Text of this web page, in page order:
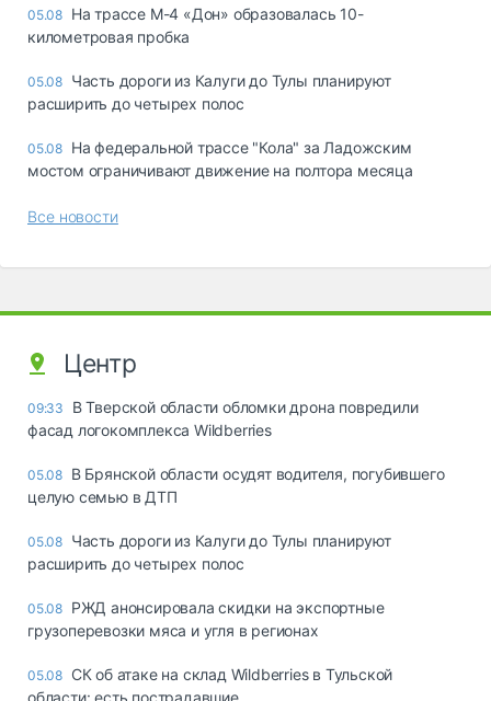
05.08 На трассе М-4 «Дон» образовалась 10-
километровая пробка
05.08 Часть дороги из Калуги до Тулы планируют
расширить до четырех полос
05.08 На федеральной трассе "Кола" за Ладожским
мостом ограничивают движение на полтора месяца
Все новости
Центр
09:33
В Тверской области обломки дрона повредили
фасад логокомплекса Wildberries
05.08 В Брянской области осудят водителя, погубившего
целую семью в ДТП
05.08 Часть дороги из Калуги до Тулы планируют
расширить до четырех полос
05.08 РЖД анонсировала скидки на экспортные
грузоперевозки мяса и угля в регионах
05.08 СК об атаке на склад Wildberries в Тульской
области: есть пострадавшие